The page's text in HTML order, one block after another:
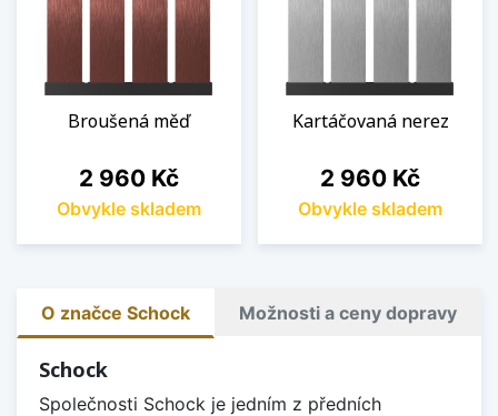
Broušená měď
Cena
2 960 Kč
Obvykle skladem
Kartáčovaná nerez
Cena
2 960 Kč
Obvykle skladem
O značce Schock Možnosti a ceny dopravy
Schock
Společnosti Schock je jedním z předních